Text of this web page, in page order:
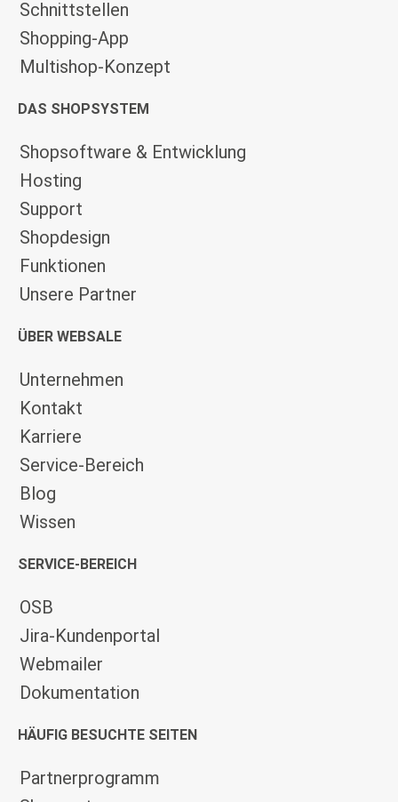
Schnittstellen
Shopping-App
Multishop-Konzept
DAS SHOPSYSTEM
Shopsoftware & Entwicklung
Hosting
Support
Shopdesign
Funktionen
Unsere Partner
ÜBER WEBSALE
Unternehmen
Kontakt
Karriere
Service-Bereich
Blog
Wissen
SERVICE-BEREICH
OSB
Jira-Kundenportal
Webmailer
Dokumentation
HÄUFIG BESUCHTE SEITEN
Partnerprogramm